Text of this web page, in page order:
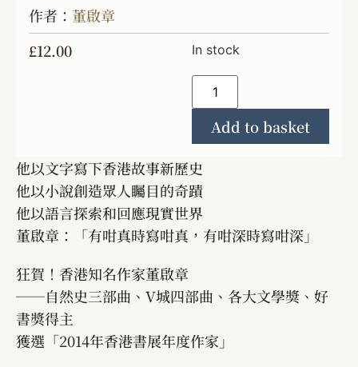
作者： 董啟章
£12.00 In stock
Add to basket
他以文字寫下香港故事新歷史
他以小說創造眾人矚目的奇蹟
他以語言探索和回應現實世界
董啟章：「有咁真時寫咁真，有咁深時寫咁深」
狂賀！香港知名作家董啟章
──自然史三部曲、V城四部曲、各大文學獎、好
書獎得主
獲選「2014年香港書展年度作家」